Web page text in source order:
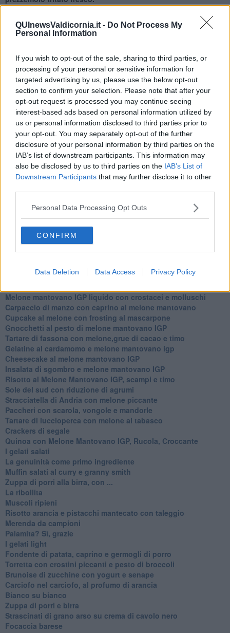
QUInewsValdicornia.it - Do Not Process My
Personal Information
If you wish to opt-out of the sale, sharing to third parties, or
processing of your personal or sensitive information for
targeted advertising by us, please use the below opt-out
section to confirm your selection. Please note that after your
opt-out request is processed you may continue seeing
interest-based ads based on personal information utilized by
us or personal information disclosed to third parties prior to
your opt-out. You may separately opt-out of the further
disclosure of your personal information by third parties on the
IAB’s list of downstream participants. This information may
also be disclosed by us to third parties on the IAB’s List of
Downstream Participants that may further disclose it to other
Personal Data Processing Opt Outs
CONFIRM
Data Deletion Data Access Privacy Policy
cubetti di melone
e il
croccantea parte.
Rubina Rovini
Se vuoi leggere le notizie principali della Toscana iscriviti alla
Newsletter QUInews - ToscanaMedia.Arriva gratis tutti i giorni
alle 20:00 direttamente nella tua casella di posta.
Basta cliccareQUI
Ti potrebbe interessare anche:
Vellutata di cime di rapa al cumino e latte di cocco
Spaghetti con crema di zucca e...
Crostatina con crema al grana padano, gelatina al melone e
lavanda
Meloncino, liquore al melone mantovano IGP
Gelato al melone mantovano
Liquore al melone mantovano igp e peperoncino
Melone mantovano IGP liquido con crostacei e molluschi
Carpaccio di manzo con caprino al melone mantovano
Cupcake al melone con frosting al mascarpone
Gnocchetti al pesto di melone mantovano IGP
Tartare di fassona con melone,grue di cacao e timo
Gelatine al cardamomo e melone mantovano igp
Cheesecake al melone mantovano IGP
Insalata di sgombro e melone mantovano IGP
Risotto al Melone Mantovano IGP, scampi e timo
Sole del sud con riduzione di agrumi
Stracciatella di Andria con melone piccante
Paccheri con scarola, vongole e mandorle
Tartare di luccioperca con melone al tabasco
Crackers di segale
Quinoa con Melone Mantovano IGP, Rucola, Croccante
I gelati salati
La genuinità come primo ingrediente
Muffin salati al curry e granny smith
Zuppa di porri alla birra, con ...
La ribollita
Muscoli ripieni
Risotto arancia e pistacchi mantecato con taleggio
Merenda da campioni
Palamita? Sì, grazie
I gelati light
Fondente di patata, caprino e germogli di porro
Torretta con crostini piccanti e pesto di broccoli
Brunoise di zucchine con yogurt e senape
Carciofo nel carciofo, al profumo di arancia
Bianco su bianco
Zuppa di porri e birra
Strascinati di grano arso su crema di cavolo nero
Focaccia barese